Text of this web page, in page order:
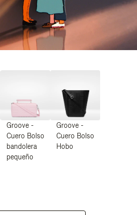
Groove -
Cuero Bolso
bandolera
pequeño
Groove -
Cuero Bolso
Hobo